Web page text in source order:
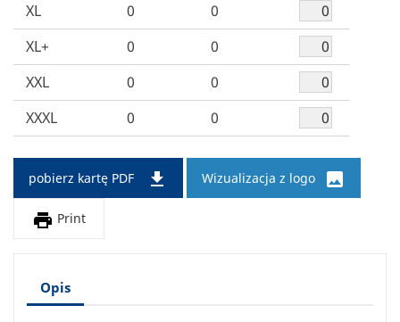
XL
0
0
XL+
0
0
XXL
0
0
XXXL
0 0
pobierz kartę PDF  Wizualizacja z logo

 Print
Opis